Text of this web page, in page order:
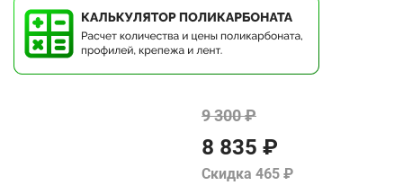
9 300 ₽
8 835 ₽
Скидка 465 ₽